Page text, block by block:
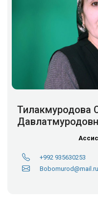
Тилакмуродова
+992 935630253
Bobomurod@mail.ru